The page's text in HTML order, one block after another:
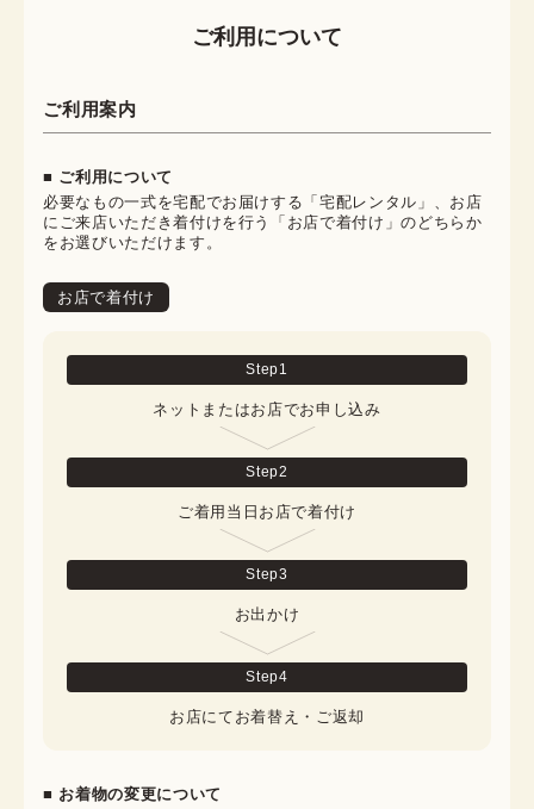
ご利用について
ご利用案内
■ ご利用について
必要なもの一式を宅配でお届けする「宅配レンタル」、お店
にご来店いただき着付けを行う「お店で着付け」のどちらか
をお選びいただけます。
お店で着付け
Step1
ネットまたはお店でお申し込み
Step2
ご着用当日お店で着付け
Step3
お出かけ
Step4
お店にてお着替え・ご返却
■ お着物の変更について